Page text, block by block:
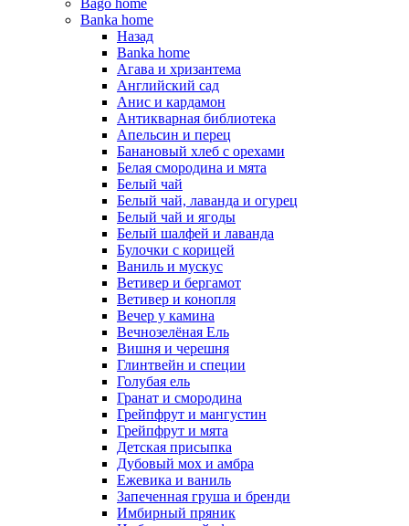
Bago home
Banka home
Назад
Banka home
Агава и хризантема
Английский сад
Анис и кардамон
Антикварная библиотека
Апельсин и перец
Банановый хлеб с орехами
Белая смородина и мята
Белый чай
Белый чай, лаванда и огурец
Белый чай и ягоды
Белый шалфей и лаванда
Булочки с корицей
Ваниль и мускус
Ветивер и бергамот
Ветивер и конопля
Вечер у камина
Вечнозелёная Ель
Вишня и черешня
Глинтвейн и специи
Голубая ель
Гранат и смородина
Грейпфрут и мангустин
Грейпфрут и мята
Детская присыпка
Дубовый мох и амбра
Ежевика и ваниль
Запеченная груша и бренди
Имбирный пряник